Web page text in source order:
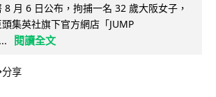
8 月 6 日公布，拘捕一名 32 歲大阪女子，
集英社旗下官方網店「JUMP
閱讀全文
分享